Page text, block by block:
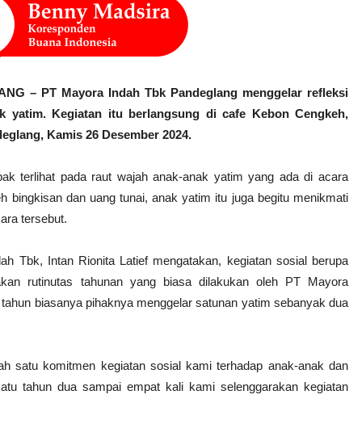
– PT Mayora Indah Tbk Pandeglang menggelar refleksi
yatim. Kegiatan itu berlangsung di cafe Kebon Cengkeh,
Kamis 26 Desember 2024.
terlihat pada raut wajah anak-anak yatim yang ada di acara
bingkisan dan uang tunai, anak yatim itu juga begitu menikmati
tersebut.
Tbk, Intan Rionita Latief mengatakan, kegiatan sosial berupa
rutinutas tahunan yang biasa dilakukan oleh PT Mayora
biasanya pihaknya menggelar satunan yatim sebanyak dua
satu komitmen kegiatan sosial kami terhadap anak-anak dan
tahun dua sampai empat kali kami selenggarakan kegiatan